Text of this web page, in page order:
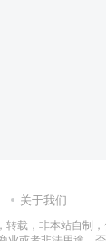
关于我们
载，非本站自制